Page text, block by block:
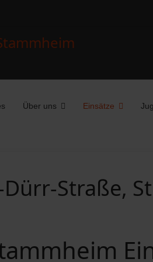
Über uns Einsätze
Straße,